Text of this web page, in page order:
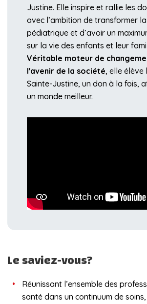
Justine. Elle inspire et rallie les
avec l’ambition de transformer
pédiatrique et d’avoir un
sur la vie des enfants et leur
Véritable moteur de
l'avenir de la société, elle élève
Sainte-Justine, un don à la fois,
un monde meilleur.
Le saviez-vous?
Réunissant l’ensemble des
santé dans un continuum de